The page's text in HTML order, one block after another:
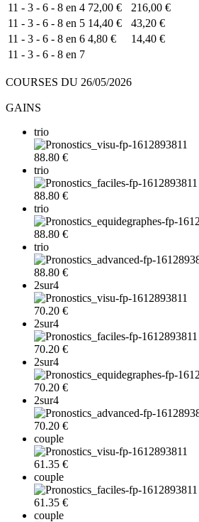
11 - 3 - 6 - 8 en 4 72,00 €
216,00 €
11 - 3 - 6 - 8 en 5 14,40 €
43,20 €
11 - 3 - 6 - 8 en 6 4,80 €
14,40 €
11 - 3 - 6 - 8 en 7
COURSES DU 26/05/2026
GAINS
trio
88.80 €
trio
88.80 €
trio
88.80 €
trio
88.80 €
2sur4
70.20 €
2sur4
70.20 €
2sur4
70.20 €
2sur4
70.20 €
couple
61.35 €
couple
61.35 €
couple